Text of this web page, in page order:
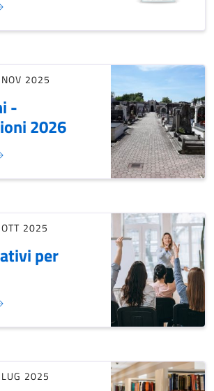
2025}
2025
-
2026
2026}
2025
per
PER RAGAZZI}
2025